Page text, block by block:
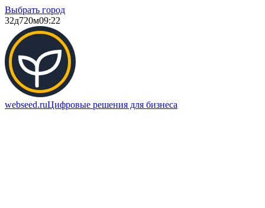
Выбрать город
32д720м09:22
webseed.ruЦифровые решения для бизнеса